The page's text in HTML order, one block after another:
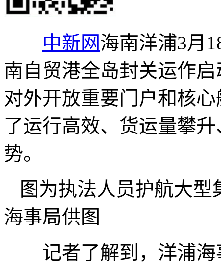
中新网海南洋浦3月
南自贸港全岛封关运作
对外开放重要门户和核
了运行高效、货运量攀
势。
图为执法人员护航大
海事局供图
记者了解到，洋浦海